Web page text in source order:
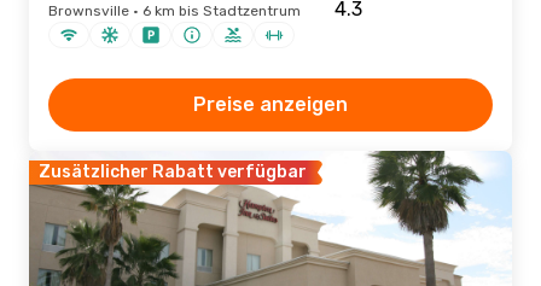
Brownsville · 6 km bis Stadtzentrum
Preise anzeigen
Zusätzlicher Rabatt verfügbar